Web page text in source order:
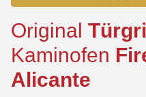
Original
Kaminofen
Alicante